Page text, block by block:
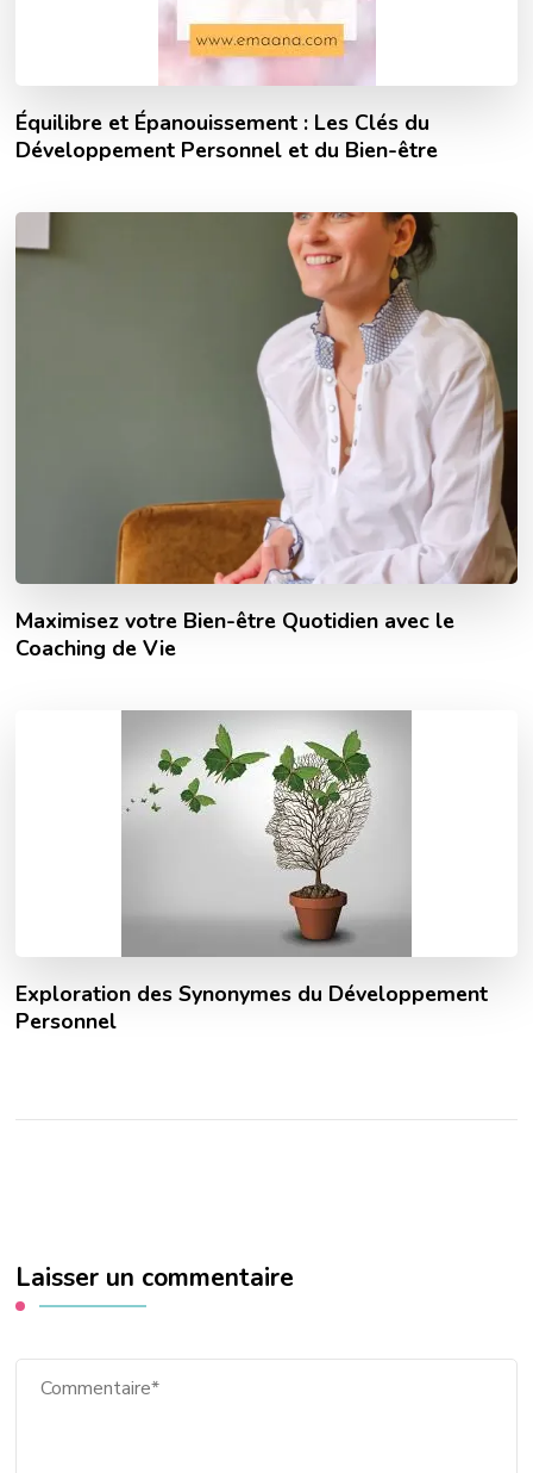
Équilibre et Épanouissement : Les Clés du
Développement Personnel et du Bien-être
Maximisez votre Bien-être Quotidien avec le
Coaching de Vie
Exploration des Synonymes du Développement
Personnel
Laisser un commentaire